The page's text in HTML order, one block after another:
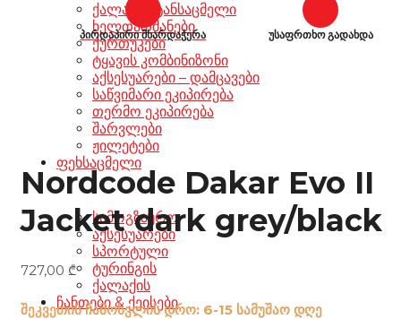
ქალაქის ტანსაცმელი
ხელთათმანები
ქურთუკები
ტყავის კომბინიზონი
აქსესუარები – დამცავები
საწვიმარი ეკიპირება
თერმო ეკიპირება
შარვლები
ჟილეტები
ფეხსაცმელი
სამოგზაურო
აქსესუარები
სპორტული
ტურინგის
ქალაქის
ჩანთები & ქეისები
პირდაპირი მხარდაჭერა უსაფრთხო გადახდა
Nordcode Dakar Evo II
Jacket dark grey/black
727,00 ₾
შეკვეთის ჩამოსვლის დრო: 6-15 სამუშაო დღე